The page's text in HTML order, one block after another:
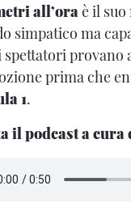
all’oraè il suo
simpatico ma
spettatori provano
prima che
1.
il podcast a